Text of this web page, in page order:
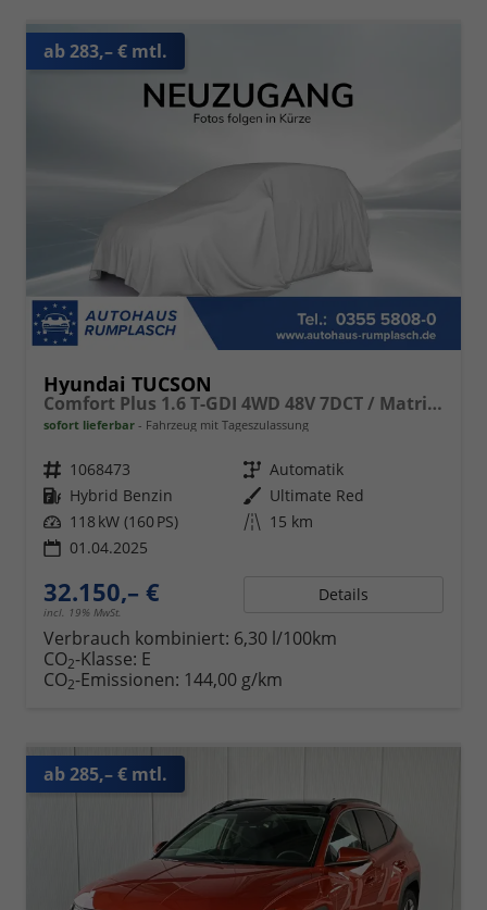
ab 283,– € mtl.
Hyundai TUCSON
Comfort Plus 1.6 T-GDI 4WD 48V 7DCT / Matrix-LED ACC Elek. Heck 360° Kam. Teilleder Shz vo + hi Alu 18"
sofort lieferbar Fahrzeug mit Tageszulassung
Fahrzeugnr. 1068473 Getriebe Automatik
Kraftstoff Hybrid Benzin Außenfarbe Ultimate Red
Leistung 118 kW (160 PS) Kilometerstand 15 km
01.04.2025
32.150,– €
incl. 19% MwSt.
Details
Verbrauch kombiniert: 6,30 l/100km
CO2-Klasse: E
CO2-Emissionen: 144,00 g/km
ab 285,– € mtl.